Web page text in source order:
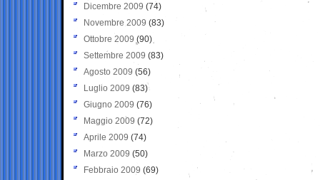
Dicembre 2009 (74)
Novembre 2009 (83)
Ottobre 2009 (90)
Settembre 2009 (83)
Agosto 2009 (56)
Luglio 2009 (83)
Giugno 2009 (76)
Maggio 2009 (72)
Aprile 2009 (74)
Marzo 2009 (50)
Febbraio 2009 (69)